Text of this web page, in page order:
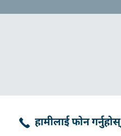
हामीलाई फोन गर्नुहोस्